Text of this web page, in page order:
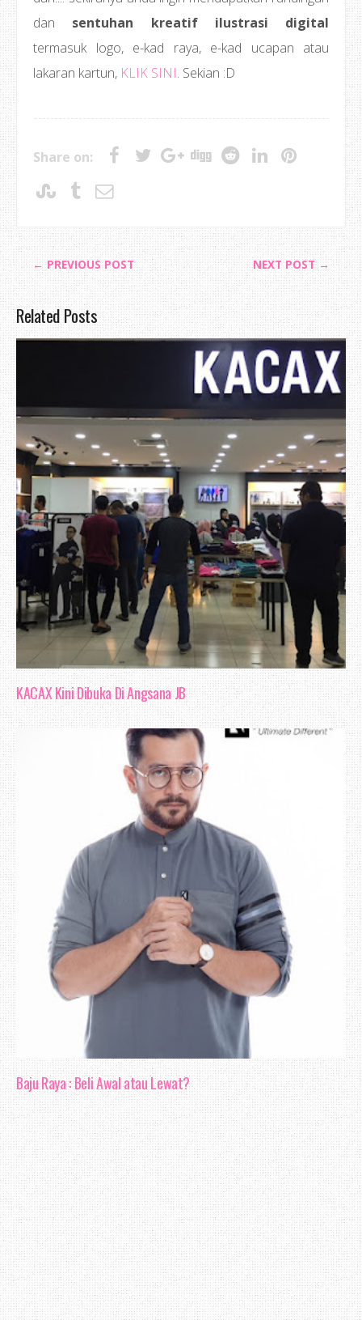
dan sentuhan kreatif ilustrasi digital
termasuk logo, e-kad raya, e-kad ucapan atau
lakaran kartun, KLIK SINI. Sekian :D
Share on:
← PREVIOUS POST NEXT POST →
Related Posts
KACAX Kini Dibuka Di Angsana JB
Baju Raya : Beli Awal atau Lewat?